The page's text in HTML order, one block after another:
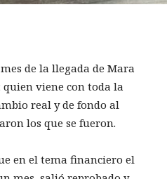
de la llegada de Mara
viene con toda la
real y de fondo al
los que se fueron.
en el tema financiero el